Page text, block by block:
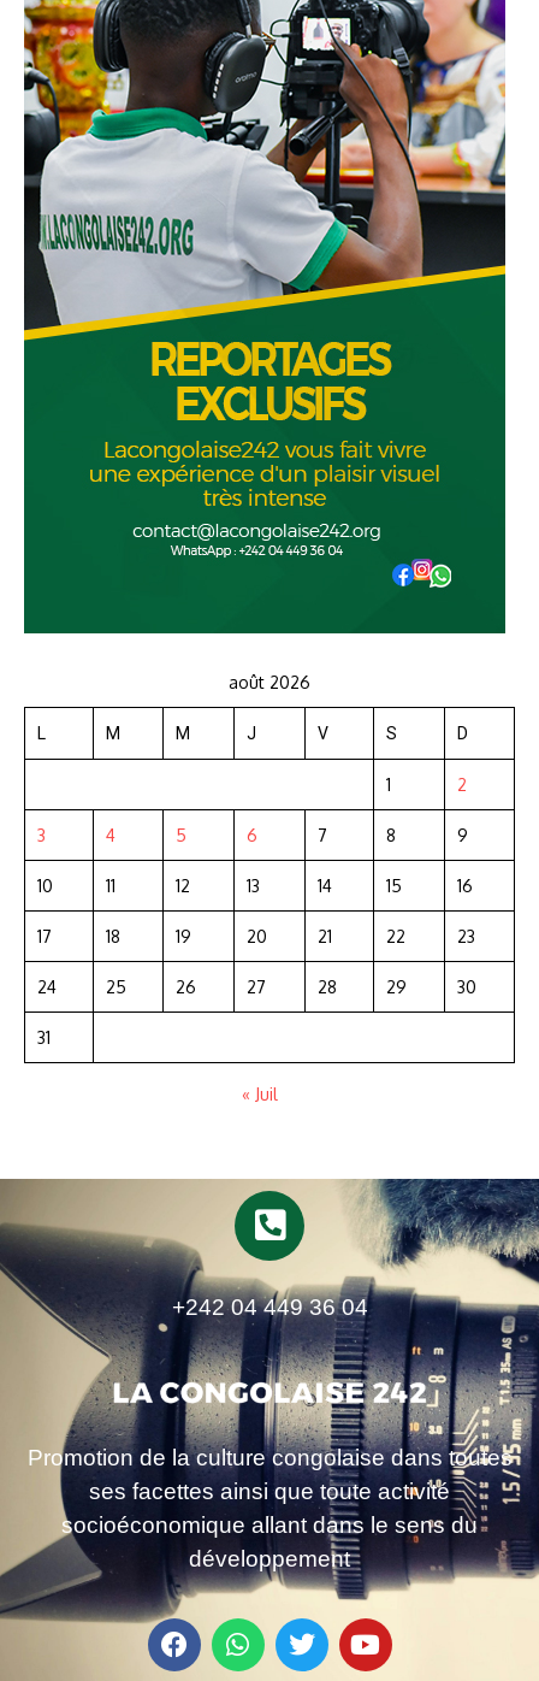
août 2026
L M M J V S D
1 2
3 4 5 6 7 8 9
10 11 12 13 14 15 16
17 18 19 20 21 22 23
24 25 26 27 28 29 30
31
« Juil
+242 04 449 36 04
Promotion de la culture congolaise dans toutes
ses facettes ainsi que toute activité
socioéconomique allant dans le sens du
développement